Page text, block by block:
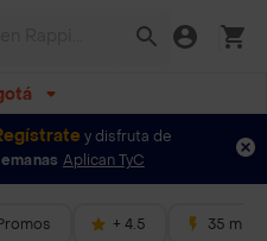
y disfruta de
Aplican TyC
+ 4.5 35 mins